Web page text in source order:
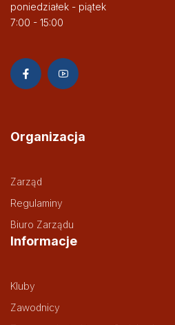
poniedziałek - piątek
7:00 - 15:00
Organizacja
Zarząd
Regulaminy
Biuro Zarządu
Informacje
Kluby
Zawodnicy